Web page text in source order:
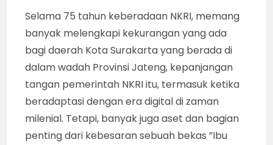
Selama 75 tahun keberadaan NKRI, memang
banyak melengkapi kekurangan yang ada
bagi daerah Kota Surakarta yang berada di
dalam wadah Provinsi Jateng, kepanjangan
tangan pemerintah NKRI itu, termasuk ketika
beradaptasi dengan era digital di zaman
milenial. Tetapi, banyak juga aset dan bagian
penting dari kebesaran sebuah bekas ”Ibu